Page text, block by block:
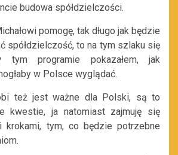
budowa spółdzielczości.
pomogę, tak długo jak będzie
spółdzielczość, to na tym szlaku się
programie pokazałem, jak
w Polsce wyglądać.
też jest ważne dla Polski, są to
kwestie, ja natomiast zajmuję się
krokami, tym, co będzie potrzebne